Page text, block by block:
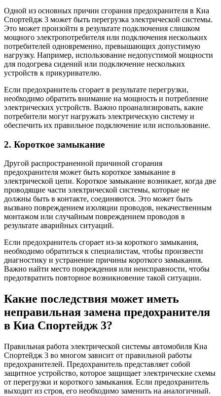
Одной из основных причин сгорания предохранителя в Киа
Спортейдж 3 может быть перегрузка электрической системы.
Это может произойти в результате подключения слишком
мощного электропотребителя или подключения нескольких
потребителей одновременно, превышающих допустимую
нагрузку. Например, использование недопустимой мощности
для подогрева сидений или подключение нескольких
устройств к прикуривателю.
Если предохранитель сгорает в результате перегрузки,
необходимо обратить внимание на мощность и потребление
электрических устройств. Важно проанализировать, какие
потребители могут нагружать электрическую систему и
обеспечить их правильное подключение или использование.
2. Короткое замыкание
Другой распространенной причиной сгорания
предохранителя может быть короткое замыкание в
электрической цепи. Короткое замыкание возникает, когда две
проводящие части электрической системы, которые не
должны быть в контакте, соединяются. Это может быть
вызвано повреждением изоляции проводов, некачественным
монтажом или случайным повреждением проводов в
результате аварийных ситуаций.
Если предохранитель сгорает из-за короткого замыкания,
необходимо обратиться к специалистам, чтобы произвести
диагностику и устранение причины короткого замыкания.
Важно найти место повреждения или неисправности, чтобы
предотвратить повторное возникновение такой ситуации.
Какие последствия может иметь
неправильная замена предохранителя
в Киа Спортейдж 3?
Правильная работа электрической системы автомобиля Киа
Спортейдж 3 во многом зависит от правильной работы
предохранителей. Предохранитель представляет собой
защитное устройство, которое защищает электрические схемы
от перегрузки и короткого замыкания. Если предохранитель
выходит из строя, его необходимо заменить на аналогичный.